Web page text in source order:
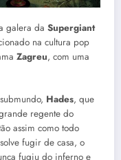
galera da Supergiant
na cultura pop
Zagreu, com uma
Hades, que
regente do
assim como todo
fugir de casa, o
fugiu do inferno e